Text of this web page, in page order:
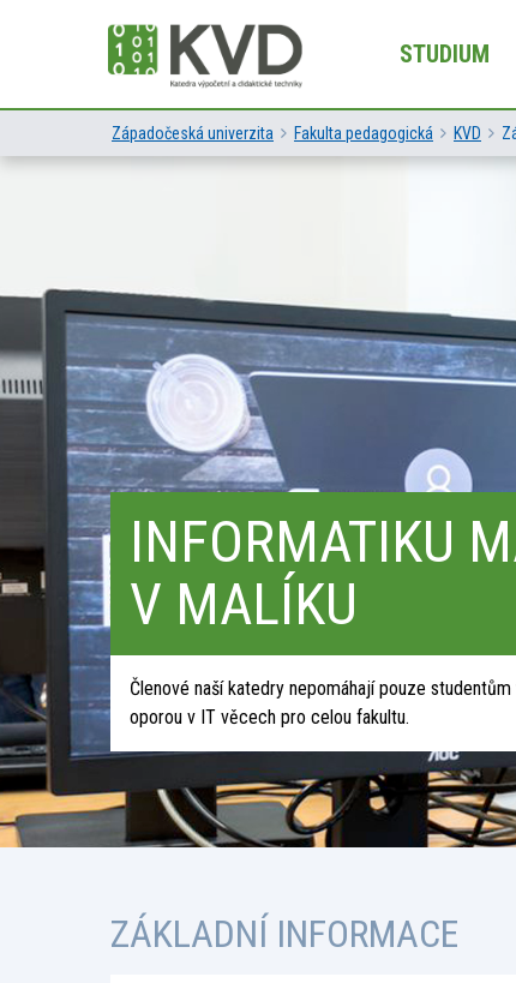
STUDIUM
Západočeská univerzita Fakulta pedagogická KVD
INFORMATIKU
V MALÍKU
Členové naší katedry nepomáhají pouze
oporou v IT věcech pro celou fakultu.
ZÁKLADNÍ INFORMACE